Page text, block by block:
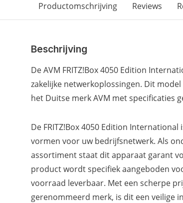
Productomschrijving Reviews
Beschrijving
De AVM FRITZ!Box 4050 Edition
zakelijke netwerkoplossingen. Dit
het Duitse merk AVM met specificaties
De FRITZ!Box 4050 Edition
vormen voor uw bedrijfsnetwerk. Als
assortiment staat dit apparaat garant
product wordt specifiek aangeboden
voorraad leverbaar. Met een scherpe
gerenommeerd merk, is dit een veilige